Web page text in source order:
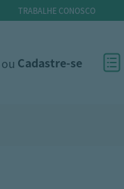
TRABALHE CONOSCO
ou Cadastre-se